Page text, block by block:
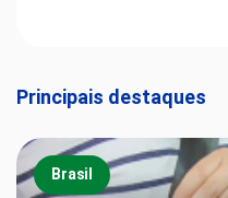
Principais destaques
Brasil